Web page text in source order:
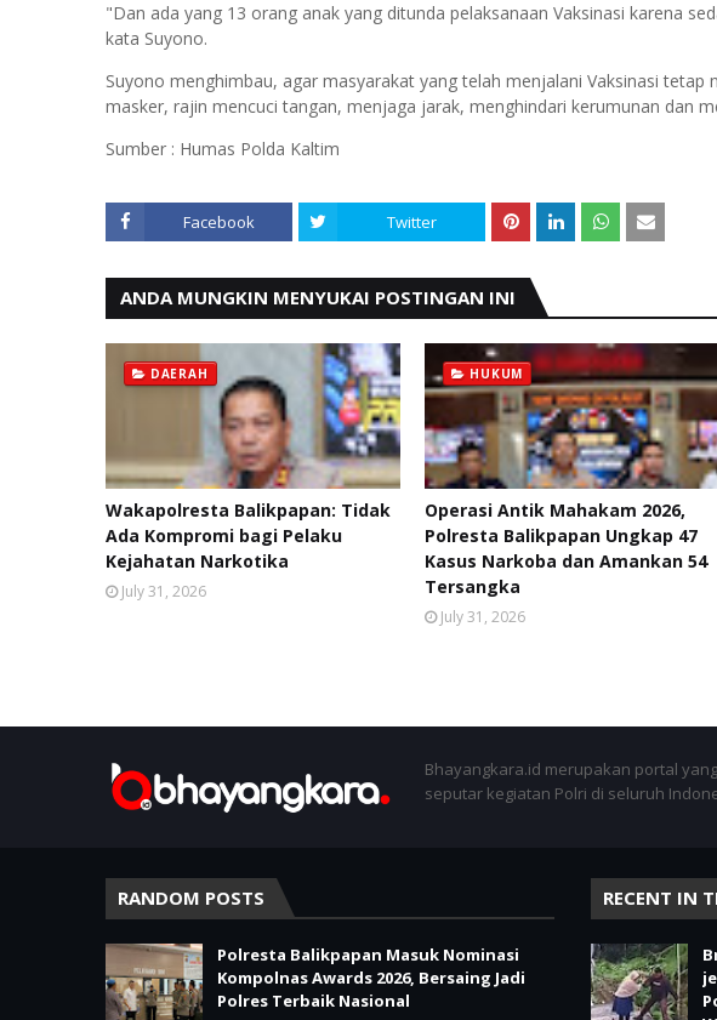
"Dan ada yang 13 orang anak yang ditunda pelaksanaan Vaksinasi karena
kata Suyono.
Suyono menghimbau, agar masyarakat yang telah menjalani Vaksinasi
masker, rajin mencuci tangan, menjaga jarak, menghindari kerumunan dan
Sumber : Humas Polda Kaltim
Facebook Twitter
ANDA MUNGKIN MENYUKAI POSTINGAN INI
DAERAH
Wakapolresta Balikpapan: Tidak
Ada Kompromi bagi Pelaku
Kejahatan Narkotika
July 31, 2026
HUKUM
Operasi Antik Mahakam 2026,
Polresta Balikpapan Ungkap 47
Kasus Narkoba dan Amankan 54
Tersangka
July 31, 2026
Bhayangkara.id merupakan portal
seputar kegiatan Polri di seluruh
RANDOM POSTS
Polresta Balikpapan Masuk Nominasi
Kompolnas Awards 2026, Bersaing Jadi
Polres Terbaik Nasional
RECENT IN